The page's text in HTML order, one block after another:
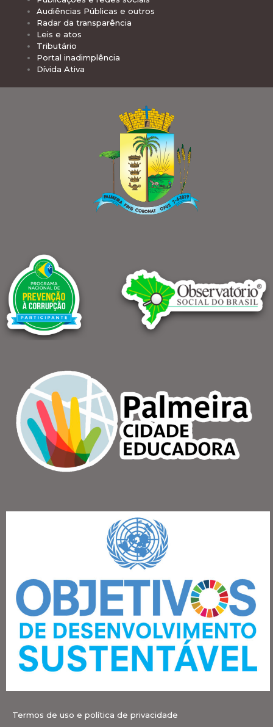
Audiências Públicas e outros
Radar da transparência
Leis e atos
Tributário
Portal inadimplência
Dívida Ativa
Termos de uso e política de privacidade